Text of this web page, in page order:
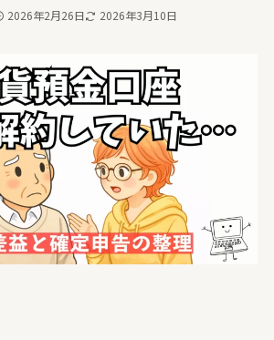
2026年2月26日 2026年3月10日